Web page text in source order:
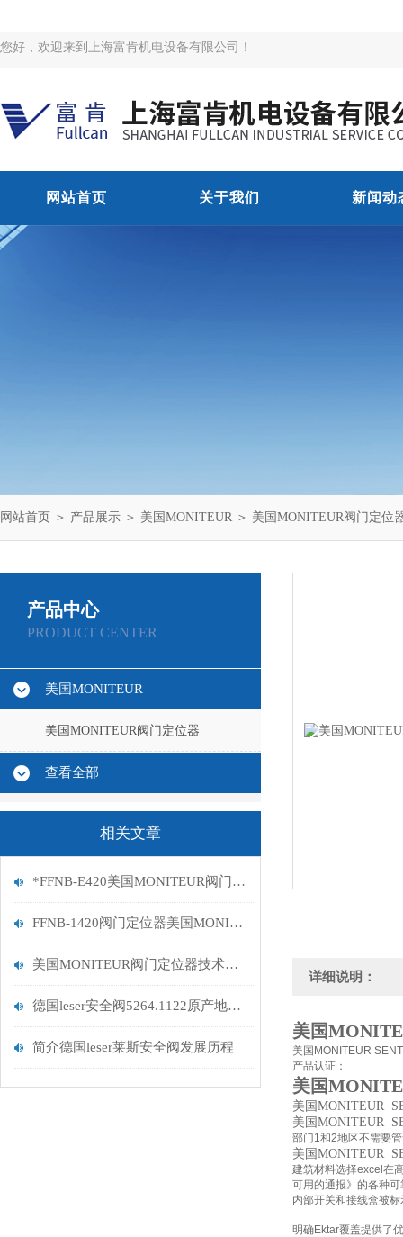
您好，欢迎来到上海富肯机电设备有限公司！
网站首页 关于我们 新闻动
网站首页 ＞ 产品展示 ＞ 美国MONITEUR ＞ 美国MONITEUR阀门定位
产品中心
PRODUCT CENTER
美国MONITEUR
美国MONITEUR阀门定位器
查看全部
相关文章
*FFNB-E420美国MONITEUR阀门定位器
FFNB-1420阀门定位器美国MONITEUR
美国MONITEUR阀门定位器技术巨大突破
德国leser安全阀5264.1122原产地证明
简介德国leser莱斯安全阀发展历程
详细说明：
美国
美国MONITEUR
产品认证：
美国
美国MONITEUR
美国MONITEUR
部门1和2地区不需要
美国MONITEUR
建筑材料选择excel在
可用的通报》的各种
内部开关和接线盒被
明确Ektar覆盖提供了